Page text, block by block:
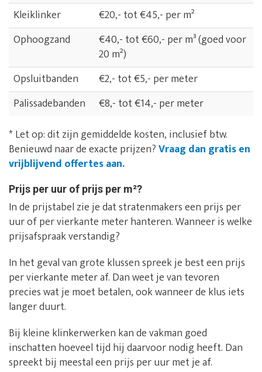
Kleiklinker
€20,- tot €45,- per m²
Ophoogzand
€40,- tot €60,- per m³ (goed voor
20 m²)
Opsluitbanden
€2,- tot €5,- per meter
Palissadebanden
€8,- tot €14,- per meter
* Let op: dit zijn gemiddelde kosten, inclusief btw.
Benieuwd naar de exacte prijzen?Vraag dan gratis en
vrijblijvend offertes aan.
Prijs per uur of prijs per m²?
In de prijstabel zie je dat stratenmakers een prijs per
uur of per vierkante meter hanteren. Wanneer is welke
prijsafspraak verstandig?
In het geval van grote klussen spreek je best een prijs
per vierkante meter af. Dan weet je van tevoren
precies wat je moet betalen, ook wanneer de klus iets
langer duurt.
Bij kleine klinkerwerken kan de vakman goed
inschatten hoeveel tijd hij daarvoor nodig heeft. Dan
spreekt bij meestal een prijs per uur met je af.